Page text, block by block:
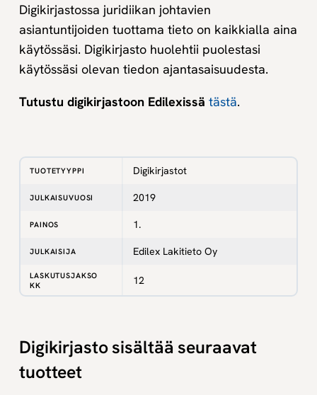
Digikirjastossa juridiikan johtavien
asiantuntijoiden tuottama tieto on kaikkialla aina
käytössäsi. Digikirjasto huolehtii puolestasi
käytössäsi olevan tiedon ajantasaisuudesta.
Tutustu digikirjastoon Edilexissä tästä.
TUOTETYYPPI Digikirjastot
JULKAISUVUOSI 2019
PAINOS 1.
JULKAISIJA Edilex Lakitieto Oy
LASKUTUSJAKSO
KK
12
Digikirjasto sisältää seuraavat
tuotteet